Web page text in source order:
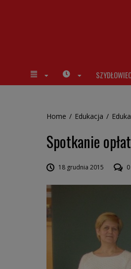
Home / Edukacja /
Spotkanie
18 grudnia 2015